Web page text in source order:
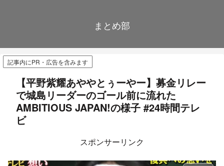
まとめ部
記事内にPR・広告を含みます
【平野紫耀あややとぅーやー】募金リレー
で城島リーダーのゴール前に流れた
AMBITIOUS JAPAN!の様子 #24時間テレ
ビ
スポンサーリンク